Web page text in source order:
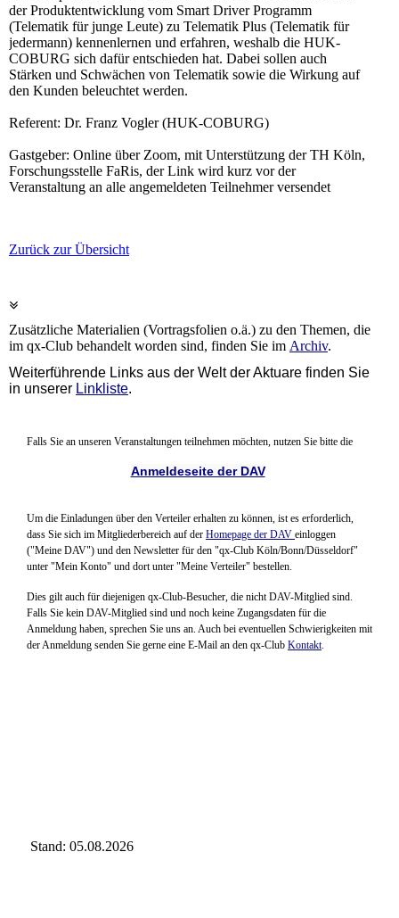
der Produktentwicklung vom Smart Driver Programm
(Telematik für junge Leute) zu Telematik Plus (Telematik für
jedermann) kennenlernen und erfahren, weshalb die HUK-
COBURG sich dafür entschieden hat. Dabei sollen auch
Stärken und Schwächen von Telematik sowie die Wirkung auf
den Kunden beleuchtet werden.
Referent: Dr. Franz Vogler (HUK-COBURG)
Gastgeber: Online über Zoom, mit Unterstützung der TH Köln,
Forschungsstelle FaRis, der Link wird kurz vor der
Veranstaltung an alle angemeldeten Teilnehmer versendet
Zurück zur Übersicht
Zusätzliche Materialien (Vortragsfolien o.ä.) zu den Themen, die
im qx-Club behandelt worden sind, finden Sie im Archiv.
Weiterführende Links aus der Welt der Aktuare finden Sie
in unserer Linkliste.
Falls Sie an unseren Veranstaltungen teilnehmen möchten, nutzen Sie bitte die
Anmeldeseite der DAV
Um die Einladungen über den Verteiler erhalten zu können, ist es erforderlich,
dass Sie sich im Mitgliederbereich auf der Homepage der DAV einloggen
("Meine DAV") und den Newsletter für den "qx-Club Köln/Bonn/Düsseldorf"
unter "Mein Konto" und dort unter "Meine Verteiler" bestellen.
Dies gilt auch für diejenigen qx-Club-Besucher, die nicht DAV-Mitglied sind.
Falls Sie kein DAV-Mitglied sind und noch keine Zugangsdaten für die
Anmeldung haben, sprechen Sie uns an. Auch bei eventuellen Schwierigkeiten mit
der Anmeldung senden Sie gerne eine E-Mail an den qx-Club Kontakt
Stand: 05.08.2026